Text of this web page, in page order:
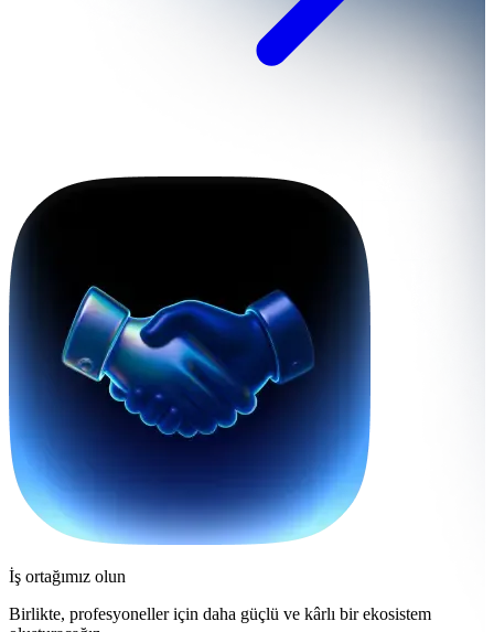
İş ortağımız olun
Birlikte, profesyoneller için daha güçlü ve kârlı bir ekosistem